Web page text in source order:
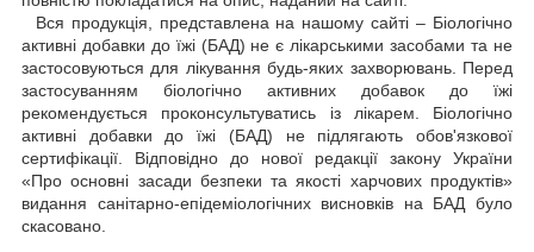
Вся продукція, представлена на нашому сайті – Біологічно
активні добавки до їжі (БАД) не є лікарськими засобами та не
застосовуються для лікування будь-яких захворювань. Перед
застосуванням біологічно активних добавок до їжі
рекомендується проконсультуватись із лікарем. Біологічно
активні добавки до їжі (БАД) не підлягають обов'язкової
сертифікації. Відповідно до нової редакції закону України
«Про основні засади безпеки та якості харчових продуктів»
видання санітарно-епідеміологічних висновків на БАД було
скасовано.